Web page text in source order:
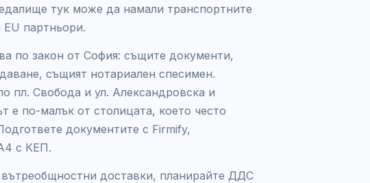
тук може да намали транспортните
партньори.
по закон от София: същите документи,
същият нотариален спесимен.
пл. Свобода и ул. Александровска и
е по-малък от столицата, което често
документите с Firmify,
с КЕП.
доставки, планирайте ДДС